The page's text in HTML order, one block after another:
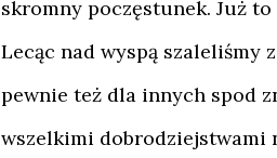
skromny poczęstunek. Już
Lecąc nad wyspą szaleliśmy
pewnie też dla innych spod
wszelkimi dobrodziejstwami